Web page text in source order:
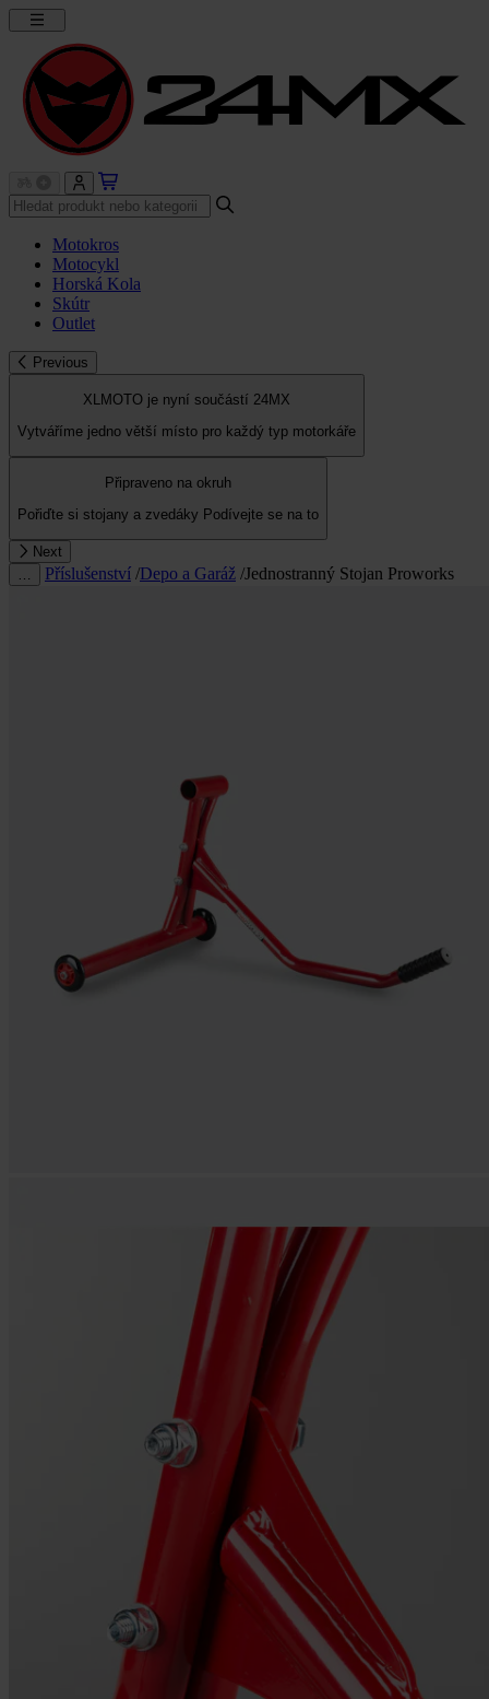
Motokros
Motocykl
Horská Kola
Skútr
Outlet
Previous
XLMOTO je nyní součástí 24MX
Vytváříme jedno větší místo pro každý typ motorkáře
Připraveno na okruh
Pořiďte si stojany a zvedáky Podívejte se na to
Next
Příslušenství /Depo a Garáž /Jednostranný Stojan Proworks